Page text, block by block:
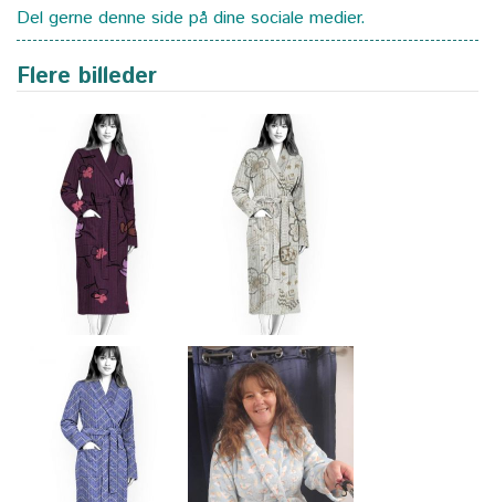
Del gerne denne side på dine sociale medier.
Flere billeder